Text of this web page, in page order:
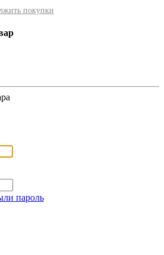
покупки
пароль